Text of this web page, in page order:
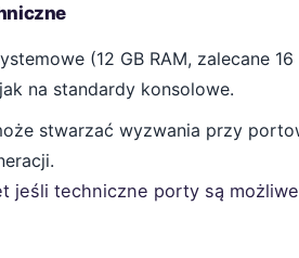
(12 GB RAM, zalecane
na standardy konsolowe.
stwarzać wyzwania przy
jeśli techniczne porty są